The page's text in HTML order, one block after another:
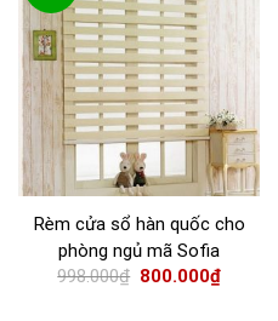
Rèm cửa sổ hàn quốc cho
phòng ngủ mã Sofia
998.000₫ 800.000₫